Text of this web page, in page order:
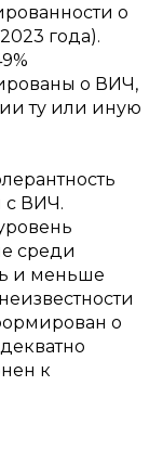
о
года).
о ВИЧ,
ту или иную
с ВИЧ.
среди
и меньше
о
к